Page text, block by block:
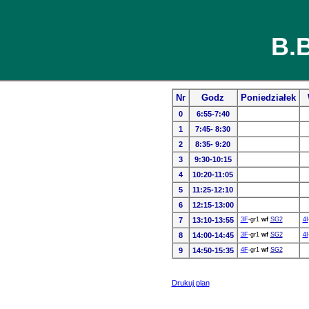
Nr Godz Poniedziałek
0
6:55-7:40
1
7:45- 8:30
2
8:35- 9:20
3
9:30-10:15
4
10:20-11:05
5
11:25-12:10
6
12:15-13:00
7
13:10-13:55 3F-gr1 wf SG2 4I
8 14:00-14:45 3F-gr1 wf SG2 4I
9 14:50-15:35 4F-gr1 wf SG2
Drukuj plan